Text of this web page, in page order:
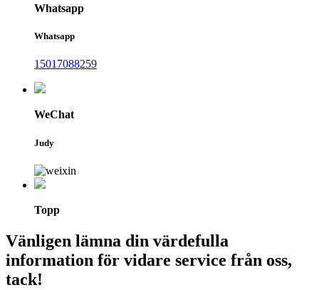
Whatsapp
Whatsapp
15017088259
WeChat
Judy
Topp
Vänligen lämna din värdefulla
information för vidare service från oss,
tack!